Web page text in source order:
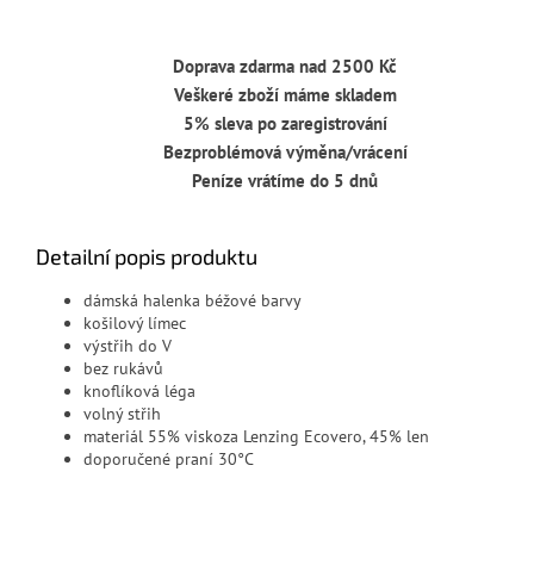
Doprava zdarma nad 2500 Kč
Veškeré zboží máme skladem
5% sleva po zaregistrování
Bezproblémová výměna/vrácení
Peníze vrátíme do 5 dnů
Detailní popis produktu
dámská halenka béžové barvy
košilový límec
výstřih do V
bez rukávů
knoflíková léga
volný střih
materiál 55% viskoza Lenzing Ecovero, 45% len
doporučené praní 30°C